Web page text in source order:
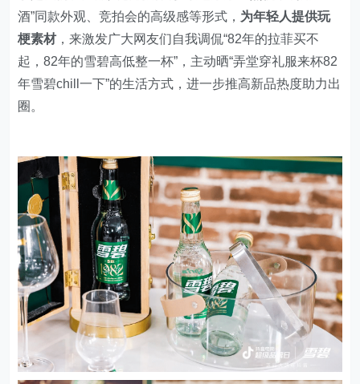
酒”同款外观、竞拍会的高级感等形式， 为年轻人提供玩
梗素材，来激发广大网友们自我调侃“82年的拉菲买不
起，82年的雪碧高低整一杯”，主动晒“弄堂穿礼服来杯82
年雪碧chill一下”的生活方式，进一步推高新品热度助力出
圈。